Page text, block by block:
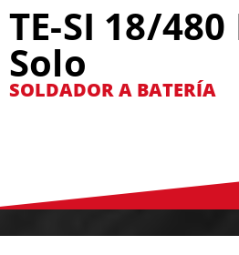
TE-SI 18/480
Solo
SOLDADOR A BATERÍA